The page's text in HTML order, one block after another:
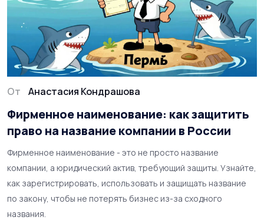
От Анастасия Кондрашова
Фирменное наименование: как защитить
право на название компании в России
Фирменное наименование - это не просто название
компании, а юридический актив, требующий защиты. Узнайте,
как зарегистрировать, использовать и защищать название
по закону, чтобы не потерять бизнес из-за сходного
названия.